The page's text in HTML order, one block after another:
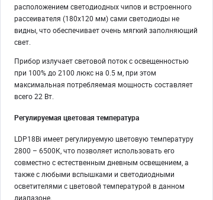
расположением светодиодных чипов и встроенного
рассеивателя (180х120 мм) сами светодиоды не
видны, что обеспечивает очень мягкий заполняющий
свет.
Прибор излучает световой поток с освещенностью
при 100% до 2100 люкс на 0.5 м, при этом
максимальная потребляемая мощность составляет
всего 22 Вт.
Регулируемая цветовая температура
LDP18Bi имеет регулируемую цветовую температуру
2800 – 6500К, что позволяет использовать его
совместно с естественным дневным освещением, а
также с любыми вспышками и светодиодными
осветителями с цветовой температурой в данном
диапазоне.